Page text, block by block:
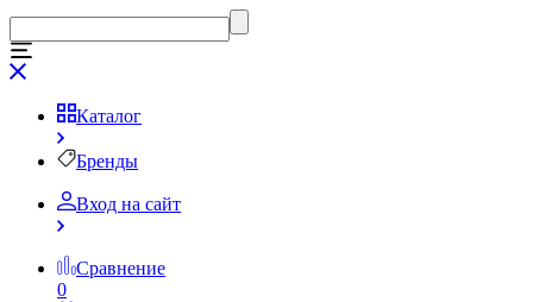
Каталог
Бренды
Вход на сайт
Сравнение
0